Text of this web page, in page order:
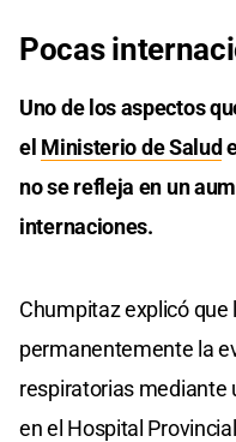
Pocas
Uno de los aspectos
el Ministerio de Salud
no se refleja en un
internaciones.
Chumpitaz explicó
permanentemente la
respiratorias mediante
en el Hospital